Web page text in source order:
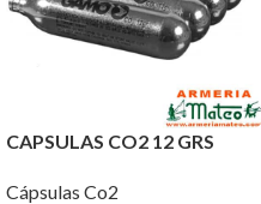
CAPSULAS CO2 12 GRS
Cápsulas Co2